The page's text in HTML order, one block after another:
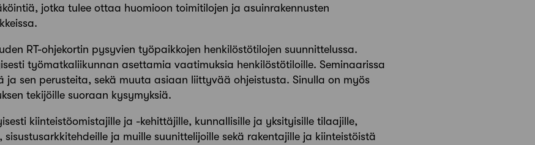
jotka tulee ottaa huomioon toimitilojen ja asuinrakennusten
RT-ohjekortin pysyvien työpaikkojen henkilöstötilojen suunnittelussa.
työmatkaliikunnan asettamia vaatimuksia henkilöstötiloille. Seminaarissa
ja sen perusteita, sekä muuta asiaan liittyvää ohjeistusta. Sinulla on myös
tekijöille suoraan kysymyksiä.
kiinteistöomistajille ja -kehittäjille, kunnallisille ja yksityisille tilaajille,
ja muille suunittelijoille sekä rakentajille ja kiinteistöistä